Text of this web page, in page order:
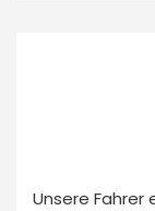
Unsere Fahrer